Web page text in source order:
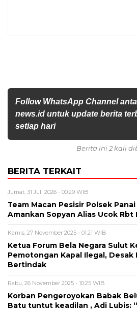
Follow WhatsApp Channel
news.id untuk update berita
setiap hari
Berita ini 2 kali
BERITA TERKAIT
Jumat, 31 Juli 2026 - 00:29 WIB
Team Macan Pesisir Polsek
Amankan Sopyan Alias Ucok Rbt
Kamis, 27 November 2025 - 01:21 WIB
Ketua Forum Bela Negara Sulut
Pemotongan Kapal Ilegal, Desak
Bertindak
Rabu, 26 November 2025 - 10:25 WIB
Korban Pengeroyokan Babak
Batu tuntut keadilan , Adi Lubis: